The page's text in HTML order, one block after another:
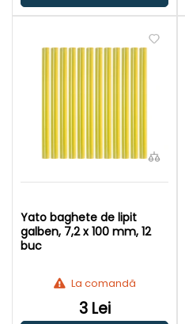
Yato baghete de lipit
galben, 7,2 x 100 mm, 12
buc
La comandă
3 Lei